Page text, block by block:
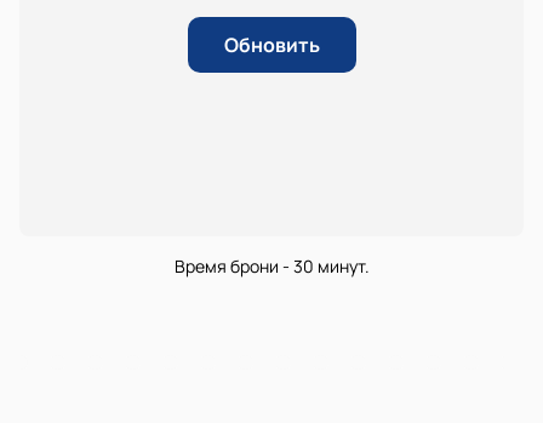
Обновить
Время брони - 30 минут.